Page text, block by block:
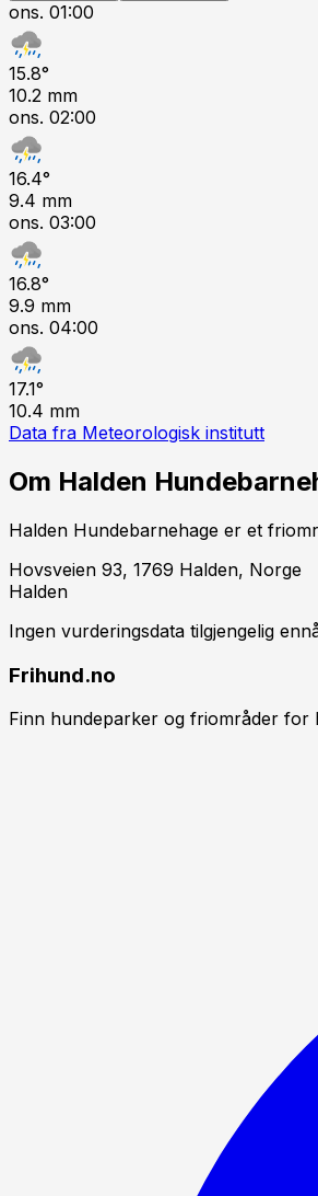
ons. 01:00
15.8°
10.2 mm
ons. 02:00
16.4°
9.4 mm
ons. 03:00
16.8°
9.9 mm
ons. 04:00
17.1°
10.4 mm
Data fra Meteorologisk institutt
Om Halden
Halden Hundebarnehage er et
Hovsveien 93, 1769 Halden, Norge
Halden
Ingen vurderingsdata tilgjengelig
Frihund.no
Finn hundeparker og friområder for